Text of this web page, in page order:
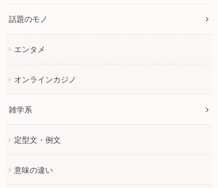
話題のモノ
エンタメ
オンラインカジノ
雑学系
定型文・例文
意味の違い